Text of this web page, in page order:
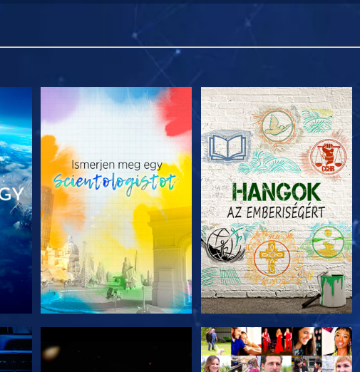
A SOROZAT RÉSZEI A SOROZAT RÉSZEI